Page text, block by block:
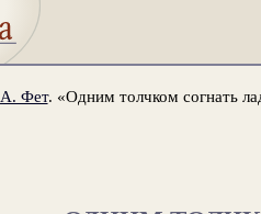
А. Фет. «Одним толчком согнать